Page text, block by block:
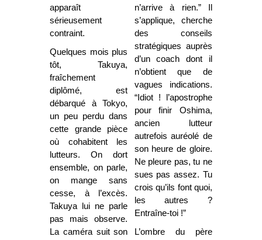
apparaît
sérieusement
contraint.
Quelques mois plus
tôt, Takuya,
fraîchement
diplômé, est
débarqué à Tokyo,
un peu perdu dans
cette grande pièce
où cohabitent les
lutteurs. On dort
ensemble, on parle,
on mange sans
cesse, à l’excès.
Takuya lui ne parle
pas mais observe.
La caméra suit son
n’arrive à rien.” Il
s’applique, cherche
des conseils
stratégiques auprès
d’un coach dont il
n’obtient que de
vagues indications.
“Idiot ! l’apostrophe
pour finir Oshima,
ancien lutteur
autrefois auréolé de
son heure de gloire.
Ne pleure pas, tu ne
sues pas assez. Tu
crois qu’ils font quoi,
les autres ?
Entraîne-toi !”
L’ombre du père